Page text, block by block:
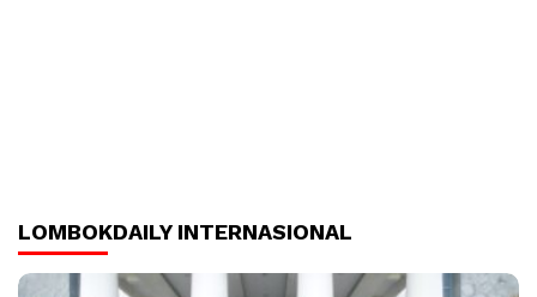
LOMBOKDAILY INTERNASIONAL